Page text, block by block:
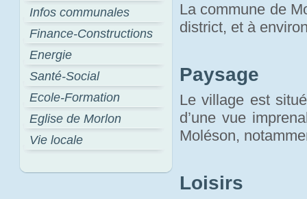
Infos communales
Finance-Constructions
Energie
Santé-Social
Ecole-Formation
Eglise de Morlon
Vie locale
La commune de
district, et à
Paysage
Le village est
d’une vue
Moléson,
Loisirs